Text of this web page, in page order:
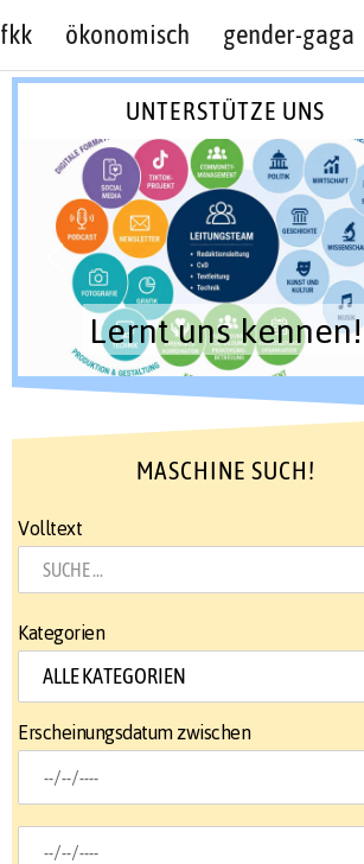
fkk ökonomisch gender-gaga
UNTERSTÜTZE UNS
Lernt uns kennen!
MASCHINE SUCH!
Volltext
Kategorien
Erscheinungsdatum zwischen